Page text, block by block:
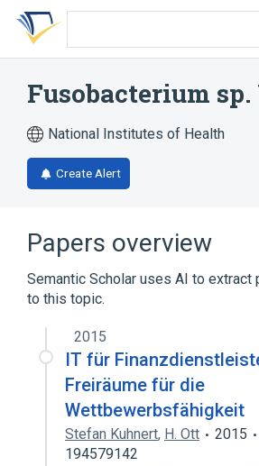
Skip
search
Skip
Skip
account
Fusobacterium sp.
National Institutes of Health
Create Alert
Papers overview
Semantic Scholar uses AI to extract
to this topic.
2015
IT für
Freiräume für die
Wettbewerbsfähigkeit
Stefan Kuhnert, H. Ott 2015
194579142